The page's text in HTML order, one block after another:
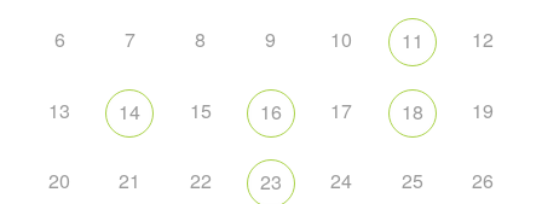
6 7 8 9 10 11 12
13 14 15 16 17 18 19
20 21 22 23 24 25 26